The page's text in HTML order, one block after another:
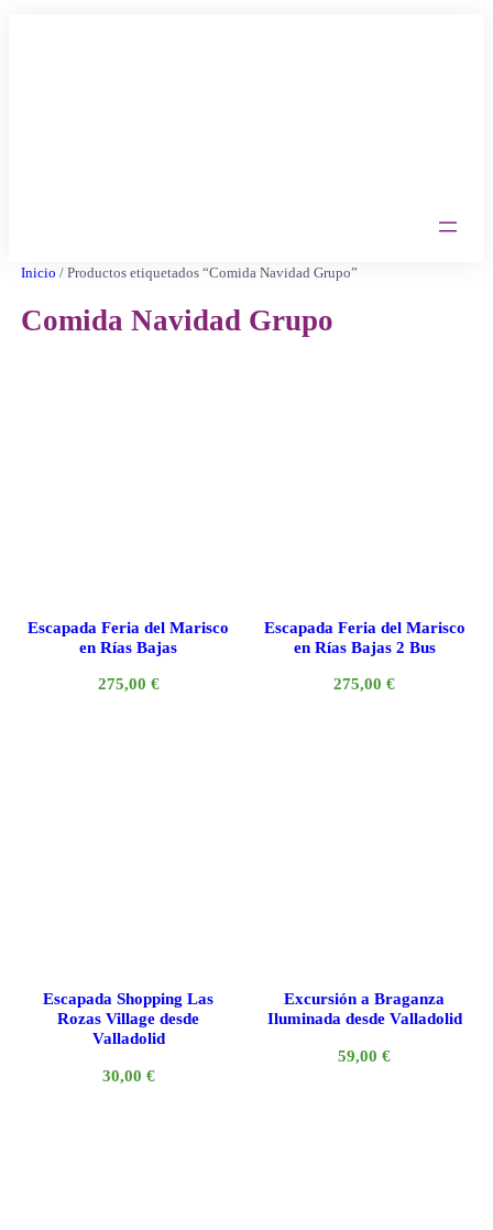
Inicio / Productos etiquetados “Comida Navidad Grupo”
Comida Navidad Grupo
Escapada Feria del Marisco
en Rías Bajas
275,00 €
Escapada Feria del Marisco
en Rías Bajas 2 Bus
275,00€
Escapada Shopping Las
Rozas Village desde
Valladolid
30,00 €
Excursión a Braganza
Iluminada desde Valladolid
59,00€